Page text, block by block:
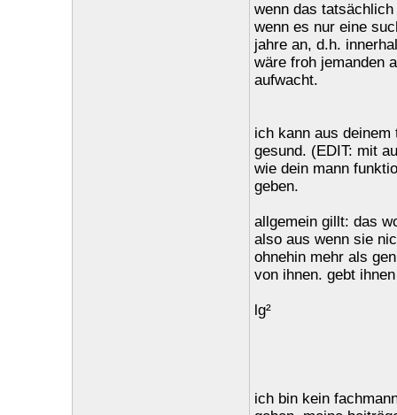
wenn das
wenn es nur eine
jahre an, d.h.
wäre froh jemanden
aufwacht.
ich kann aus
gesund. (EDIT: mit
wie dein mann
geben.
allgemein gillt: das
also aus wenn sie
ohnehin mehr als
von ihnen. gebt
lg²
ich bin kein